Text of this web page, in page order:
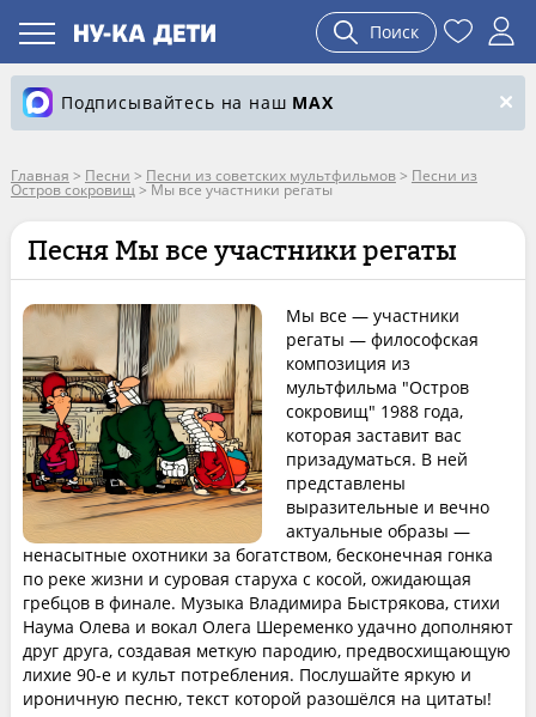
Поиск
Подписывайтесь на наш MAX
Главная > Песни > Песни из советских мультфильмов> Песни из
Остров сокровищ>Мы все участники регаты
Песня Мы все участники регаты
Мы все — участники
регаты — философская
композиция из
мультфильма "Остров
сокровищ" 1988 года,
которая заставит вас
призадуматься. В ней
представлены
выразительные и вечно
актуальные образы —
ненасытные охотники за богатством, бесконечная гонка
по реке жизни и суровая старуха с косой, ожидающая
гребцов в финале. Музыка Владимира Быстрякова, стихи
Наума Олева и вокал Олега Шеременко удачно дополняют
друг друга, создавая меткую пародию, предвосхищающую
лихие 90-е и культ потребления. Послушайте яркую и
ироничную песню, текст которой разошёлся на цитаты!